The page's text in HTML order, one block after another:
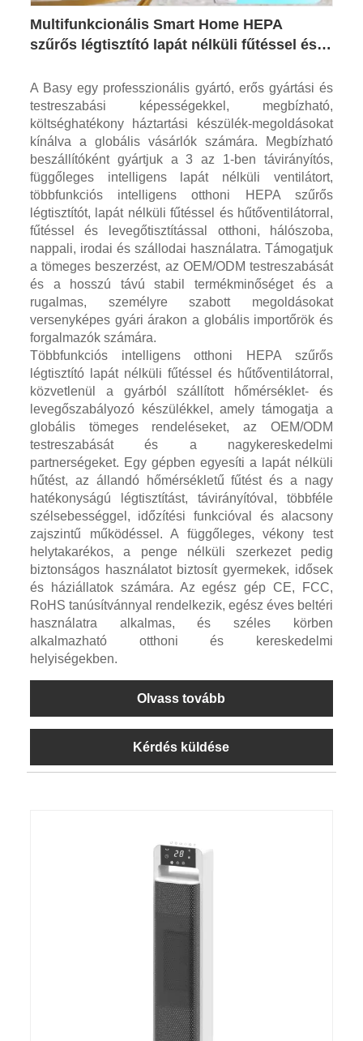
Multifunkcionális Smart Home HEPA
szűrős légtisztító lapát nélküli fűtéssel és
A Basy egy professzionális gyártó, erős gyártási és
testreszabási képességekkel, megbízható,
költséghatékony háztartási készülék-megoldásokat
kínálva a globális vásárlók számára. Megbízható
beszállítóként gyártjuk a 3 az 1-ben távirányítós,
függőleges intelligens lapát nélküli ventilátort,
többfunkciós intelligens otthoni HEPA szűrős
légtisztítót, lapát nélküli fűtéssel és hűtőventilátorral,
fűtéssel és levegőtisztítással otthoni, hálószoba,
nappali, irodai és szállodai használatra. Támogatjuk
a tömeges beszerzést, az OEM/ODM testreszabását
és a hosszú távú stabil termékminőséget és a
rugalmas, személyre szabott megoldásokat
versenyképes gyári árakon a globális importőrök és
forgalmazók számára.
Többfunkciós intelligens otthoni HEPA szűrős
légtisztító lapát nélküli fűtéssel és hűtőventilátorral,
közvetlenül a gyárból szállított hőmérséklet- és
levegőszabályozó készülékkel, amely támogatja a
globális tömeges rendeléseket, az OEM/ODM
testreszabását és a nagykereskedelmi
partnerségeket. Egy gépben egyesíti a lapát nélküli
hűtést, az állandó hőmérsékletű fűtést és a nagy
hatékonyságú légtisztítást, távirányítóval, többféle
szélsebességgel, időzítési funkcióval és alacsony
zajszintű működéssel. A függőleges, vékony test
helytakarékos, a penge nélküli szerkezet pedig
biztonságos használatot biztosít gyermekek, idősek
és háziállatok számára. Az egész gép CE, FCC,
RoHS tanúsítvánnyal rendelkezik, egész éves beltéri
használatra alkalmas, és széles körben
alkalmazható otthoni és kereskedelmi
helyiségekben.
Olvass tovább
Kérdés küldése